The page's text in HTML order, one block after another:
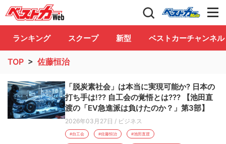
自動車情報誌「ベストカー」 Club
ランキング スクープ 新型 ベストカーチャンネル
TOP > 佐藤恒治
「脱炭素社会」は本当に実現可能か? 日本の
打ち手は!?? 自工会の覚悟とは??? 【池田直
渡の「EV急進派は負けたのか？」第3部】
2026年03月27日 / ビジネス
#自工会 #佐藤恒治 #池田直渡